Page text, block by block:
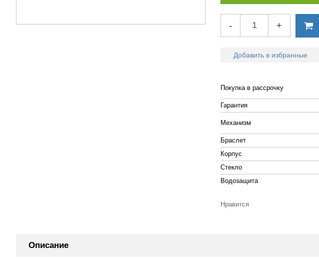
- +
Добавить в избранные
Покупка в рассрочку
Гарантия
Механизм
Браслет
Корпус
Стекло
Водозащита
Нравится
Описание